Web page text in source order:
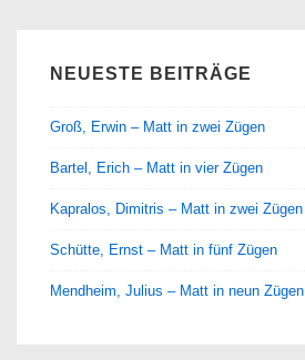
NEUESTE BEITRÄGE
Groß, Erwin – Matt in zwei Zügen
Bartel, Erich – Matt in vier Zügen
Kapralos, Dimitris – Matt in zwei Zügen
Schütte, Ernst – Matt in fünf Zügen
Mendheim, Julius – Matt in neun Zügen